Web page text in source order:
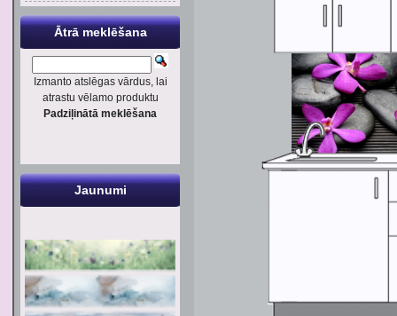
Ātrā meklēšana
Izmanto atslēgas vārdus, lai
atrastu vēlamo produktu
Padziļinātā meklēšana
Jaunumi